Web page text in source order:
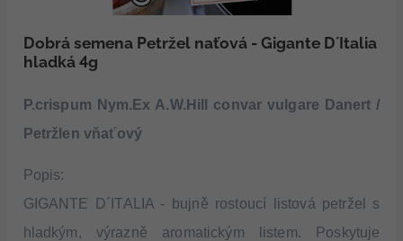
Dobrá semena Petržel naťová - Gigante D´Italia
hladká 4g
P.crispum Nym.Ex A.W.Hill convar vulgare Danert /
Petržlen vňaťový
Popis:
GIGANTE D´ITALIA -
bujně rostoucí listová petržel s
hladkým, výrazně aromatickým listem. Poskytuje